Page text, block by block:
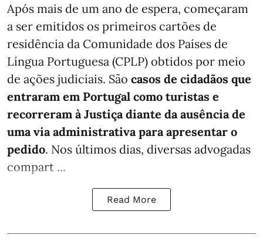
Após mais de um ano de espera, começaram
a ser emitidos os primeiros cartões de
residência da Comunidade dos Países de
Língua Portuguesa (CPLP) obtidos por meio
de ações judiciais. São casos de cidadãos que
entraram em Portugal como turistas e
recorreram à Justiça diante da ausência de
uma via administrativa para apresentar o
pedido. Nos últimos dias, diversas advogadas
compart ...
Read More